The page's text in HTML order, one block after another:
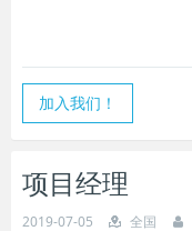
加入我们！
项目经理
2019-07-05 全国